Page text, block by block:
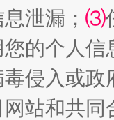
泄漏； ⑶
的个人
侵入或
站和共